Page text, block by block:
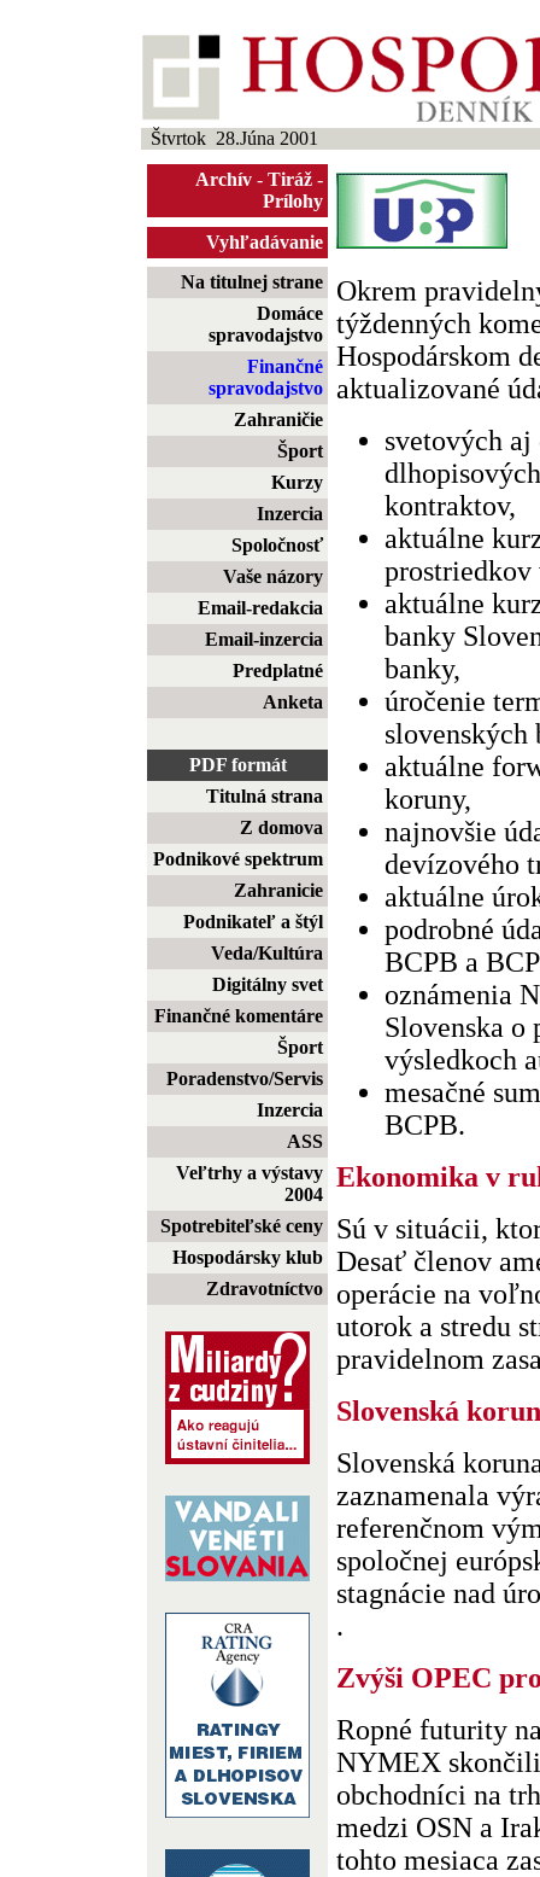
Štvrtok 28.Júna 2001
Archív - Tiráž -
Prílohy
Vyhľadávanie
Na titulnej strane
Domáce
spravodajstvo
Finančné
spravodajstvo
Zahraničie
Šport
Kurzy
Inzercia
Spoločnosť
Vaše názory
Email-redakcia
Email-inzercia
Predplatné
Anketa
PDF formát
Titulná strana
Z domova
Podnikové spektrum
Zahranicie
Podnikateľ a štýl
Veda/Kultúra
Digitálny svet
Finančné komentáre
Šport
Poradenstvo/Servis
Inzercia
ASS
Veľtrhy a výstavy
2004
Spotrebiteľské ceny
Hospodársky klub
Zdravotníctvo
Okrem
týždenných
Hospodárskom
aktualizované
svetových
kontraktov,
aktuálne
prostriedkov
aktuálne
banky
banky,
úročenie
slovenských
aktuálne
koruny,
najnovšie
devízového
aktuálne
podrobné
BCPB a
oznámenia
Slovenska o
výsledkoch
mesačné
BCPB.
Ekonomika v
Sú v situácii,
Desať členov
operácie na
utorok a stredu
pravidelnom
Slovenská
Slovenská
zaznamenala
referenčnom
spoločnej
stagnácie nad
.
Zvýši OPEC
Ropné futurity
NYMEX
obchodníci na
medzi OSN a
tohto mesiaca